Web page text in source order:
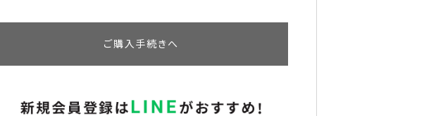
ご購入手続きへ